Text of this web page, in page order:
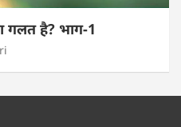
गलत है? भाग-1